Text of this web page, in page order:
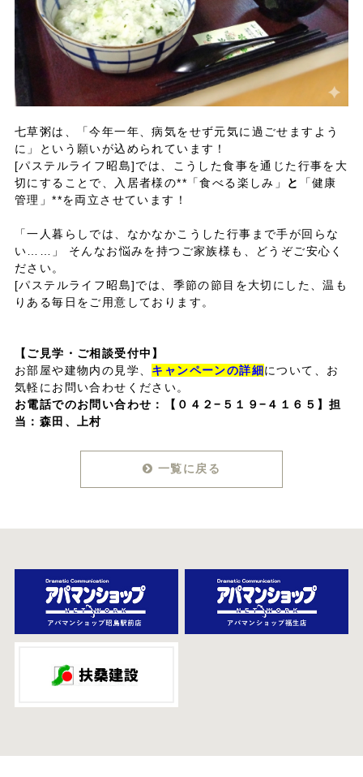
七草粥は、「今年一年、病気をせず元気に過ごせますよう
に」という願いが込められています！
[パステルライフ昭島]では、こうした食事を通じた行事を大
切にすることで、入居者様の**「食べる楽しみ」
と
「健康
管理」**を両立させています！
「一人暮らしでは、なかなかこうした行事まで手が回らな
い……」 そんなお悩みを持つご家族様も、どうぞご安心く
ださい。
[パステルライフ昭島]では、季節の節目を大切にした、温も
りある毎日をご用意しております。
【ご見学・ご相談受付中】
お部屋や建物内の見学、 キャンペーンの詳細について、お
気軽にお問い合わせください。
お電話でのお問い合わせ：
【０４２−５１９−４１６５】担
当：森田、上村
一覧に戻る